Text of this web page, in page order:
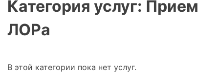
Категория услуг: Прием
ЛОРа
В этой категории пока нет услуг.